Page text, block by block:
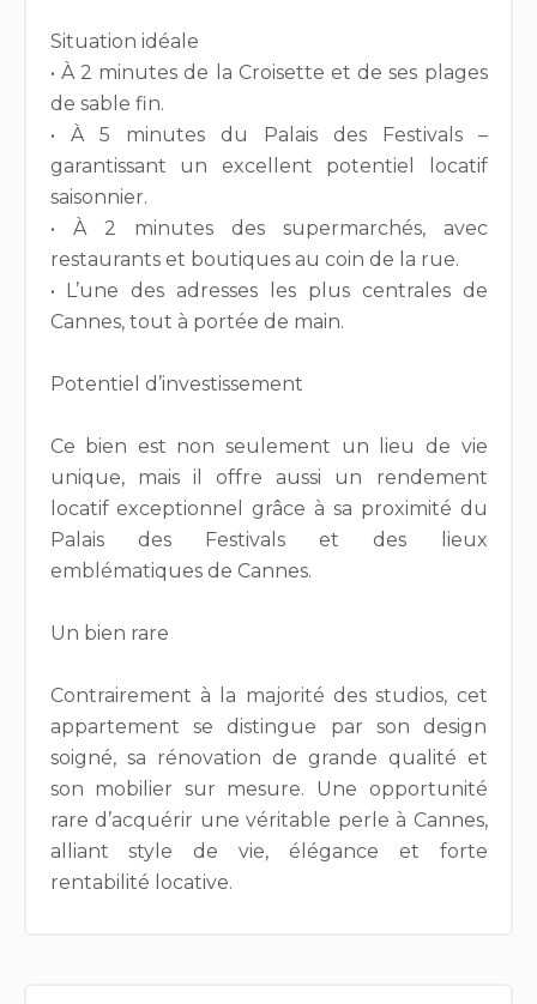
Situation idéale
• À 2 minutes de la Croisette et de ses plages
de sable fin.
• À 5 minutes du Palais des Festivals –
garantissant un excellent potentiel locatif
saisonnier.
• À 2 minutes des supermarchés, avec
restaurants et boutiques au coin de la rue.
• L’une des adresses les plus centrales de
Cannes, tout à portée de main.
Potentiel d’investissement
Ce bien est non seulement un lieu de vie
unique, mais il offre aussi un rendement
locatif exceptionnel grâce à sa proximité du
Palais des Festivals et des lieux
emblématiques de Cannes.
Un bien rare
Contrairement à la majorité des studios, cet
appartement se distingue par son design
soigné, sa rénovation de grande qualité et
son mobilier sur mesure. Une opportunité
rare d’acquérir une véritable perle à Cannes,
alliant style de vie, élégance et forte
rentabilité locative.